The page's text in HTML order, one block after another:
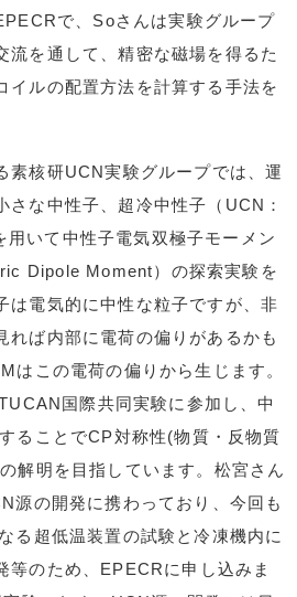
で、Soさんは実験グループ
流を通して、精密な磁場を得るた
イルの配置方法を計算する手法を
素核研UCN実験グループでは、運
さな中性子、超冷中性子（UCN：
いて中性子電気双極子モーメン
Dipole Moment）の探索実験を
は電気的に中性な粒子ですが、非
れば内部に電荷の偏りがあるかも
はこの電荷の偏りから生じます。
国際共同実験に参加し、中
ることでCP対称性(物質・反物質
解明を目指しています。松宮さん
源の開発に携わっており、今回も
る超低温装置の試験と冷凍機内に
等のため、EPECRに申し込みま